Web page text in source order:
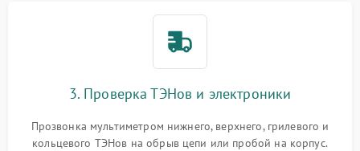
3. Проверка ТЭНов и электроники
Прозвонка мультиметром нижнего, верхнего, грилевого и
кольцевого ТЭНов на обрыв цепи или пробой на корпус.